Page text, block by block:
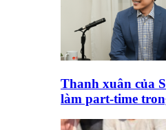
Thanh xuân của
làm part-time